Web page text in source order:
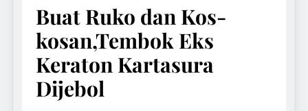
Buat Ruko dan Kos-
kosan,Tembok Eks
Keraton Kartasura
Dijebol